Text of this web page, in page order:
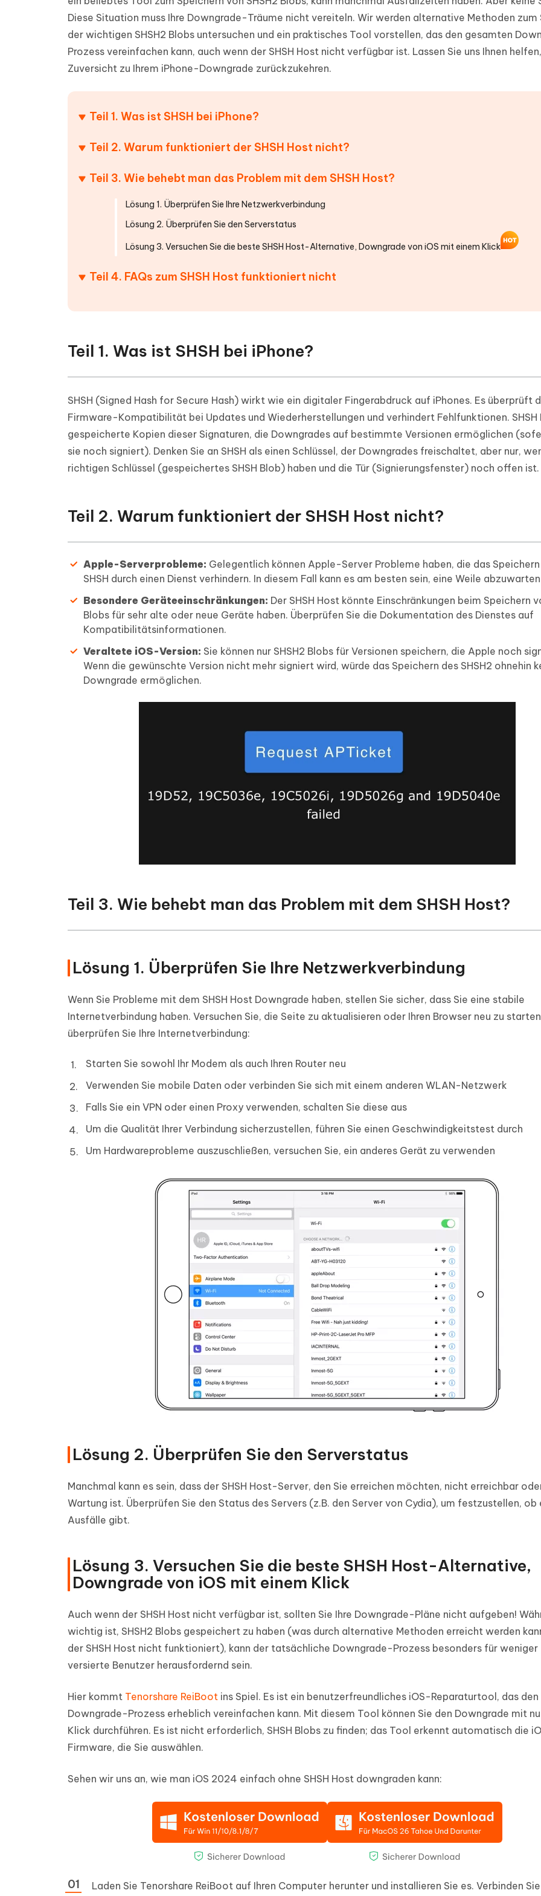
4DDiG - Windows Daten Retten
Update
Gelöschte Dateien unter Windows
4DDiG - Mac Daten
Wiederherstellen
Gelöschte Dateien auf Mac
wiederherstellen
Alle Produkte Anzeigen
iAnyGo - iOS APP
iPhone Standort ohne PC ändern
iAnyGo - Android Fake GPS APP
Android Standort ohne PC ändern
iCareFone Transfer APP
Android Datenrettung ohne PC iPhone kostenlos mit KI bereinigen
PDF Dokumente mit KI zusammenfassen
Tenorshare KI Writer
Mit KI intelligenter, schneller und besser
schreiben
KI-generierte Präsentationen in
Sekunden
Tenorshare KI Bypass
Hot
KI Inhalte in menschenähnliche Inhalte
umwandeln
Kostenloses KI Tool zur
Diese Situation muss Ihre Downgrade-Träume nicht vereiteln. Wir werden alternative Methoden zum
der wichtigen SHSH2 Blobs untersuchen und ein praktisches Tool vorstellen, das den gesamten
Prozess vereinfachen kann, auch wenn der SHSH Host nicht verfügbar ist. Lassen Sie uns Ihnen
Zuversicht zu Ihrem iPhone-Downgrade zurückzukehren.
Teil 1. Was ist SHSH bei iPhone?
Teil 2. Warum funktioniert der SHSH Host nicht?
Teil 3. Wie behebt man das Problem mit dem SHSH Host?
Lösung 1. Überprüfen Sie Ihre Netzwerkverbindung
Lösung 2. Überprüfen Sie den Serverstatus
Lösung 3. Versuchen Sie die beste SHSH Host-Alternative, Downgrade von iOS mit einem Klick
Teil 4. FAQs zum SHSH Host funktioniert nicht
Teil 1. Was ist SHSH bei iPhone?
SHSH (Signed Hash for Secure Hash) wirkt wie ein digitaler Fingerabdruck auf iPhones. Es überprüft
Firmware-Kompatibilität bei Updates und Wiederherstellungen und verhindert Fehlfunktionen. SHSH
gespeicherte Kopien dieser Signaturen, die Downgrades auf bestimmte Versionen ermöglichen
sie noch signiert). Denken Sie an SHSH als einen Schlüssel, der Downgrades freischaltet, aber nur,
richtigen Schlüssel (gespeichertes SHSH Blob) haben und die Tür (Signierungsfenster) noch offen ist.
Teil 2. Warum funktioniert der SHSH Host nicht?
Apple-Serverprobleme: Gelegentlich können Apple-Server Probleme haben, die das
SHSH durch einen Dienst verhindern. In diesem Fall kann es am besten sein, eine Weile
Besondere Geräteeinschränkungen: Der SHSH Host könnte Einschränkungen beim Speichern
Blobs für sehr alte oder neue Geräte haben. Überprüfen Sie die Dokumentation des Dienstes auf
Kompatibilitätsinformationen.
Veraltete iOS-Version: Sie können nur SHSH2 Blobs für Versionen speichern, die Apple noch
Wenn die gewünschte Version nicht mehr signiert wird, würde das Speichern des SHSH2 ohnehin
Downgrade ermöglichen.
Teil 3. Wie behebt man das Problem mit dem SHSH Host?
Lösung 1. Überprüfen Sie Ihre Netzwerkverbindung
Wenn Sie Probleme mit dem SHSH Host Downgrade haben, stellen Sie sicher, dass Sie eine stabile
Internetverbindung haben. Versuchen Sie, die Seite zu aktualisieren oder Ihren Browser neu zu
überprüfen Sie Ihre Internetverbindung:
Starten Sie sowohl Ihr Modem als auch Ihren Router neu
Verwenden Sie mobile Daten oder verbinden Sie sich mit einem anderen WLAN-Netzwerk
Falls Sie ein VPN oder einen Proxy verwenden, schalten Sie diese aus
Um die Qualität Ihrer Verbindung sicherzustellen, führen Sie einen Geschwindigkeitstest durch
Um Hardwareprobleme auszuschließen, versuchen Sie, ein anderes Gerät zu verwenden
Lösung 2. Überprüfen Sie den Serverstatus
Manchmal kann es sein, dass der SHSH Host-Server, den Sie erreichen möchten, nicht erreichbar
Wartung ist. Überprüfen Sie den Status des Servers (z.B. den Server von Cydia), um festzustellen, ob
Ausfälle gibt.
Lösung 3. Versuchen Sie die beste SHSH Host-Alternative,
Downgrade von iOS mit einem Klick
Auch wenn der SHSH Host nicht verfügbar ist, sollten Sie Ihre Downgrade-Pläne nicht aufgeben!
wichtig ist, SHSH2 Blobs gespeichert zu haben (was durch alternative Methoden erreicht werden
der SHSH Host nicht funktioniert), kann der tatsächliche Downgrade-Prozess besonders für
versierte Benutzer herausfordernd sein.
Hier kommt Tenorshare ReiBoot ins Spiel. Es ist ein benutzerfreundliches iOS-Reparaturtool, das den
Downgrade-Prozess erheblich vereinfachen kann. Mit diesem Tool können Sie den Downgrade mit
Klick durchführen. Es ist nicht erforderlich, SHSH Blobs zu finden; das Tool erkennt automatisch die
Firmware, die Sie auswählen.
Sehen wir uns an, wie man iOS 2024 einfach ohne SHSH Host downgraden kann:
Laden Sie Tenorshare ReiBoot auf Ihren Computer herunter und installieren Sie es. Verbinden